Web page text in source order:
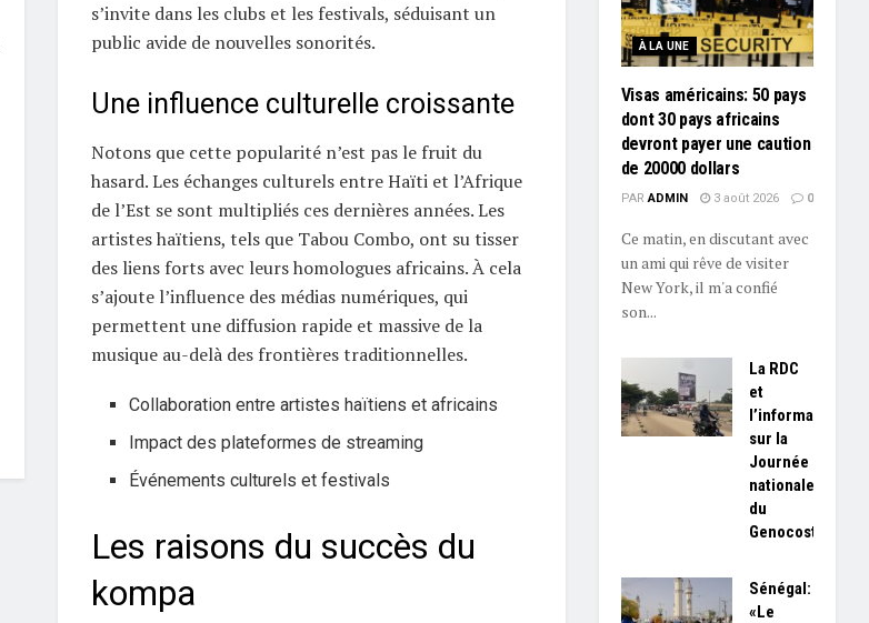
s’invite dans les clubs et les festivals, séduisant un
public avide de nouvelles sonorités.
Une influence culturelle croissante
Notons que cette popularité n’est pas le fruit du
hasard. Les échanges culturels entre Haïti et l’Afrique
de l’Est se sont multipliés ces dernières années. Les
artistes haïtiens, tels que Tabou Combo, ont su tisser
des liens forts avec leurs homologues africains. À cela
s’ajoute l’influence des médias numériques, qui
permettent une diffusion rapide et massive de la
musique au-delà des frontières traditionnelles.
Collaboration entre artistes haïtiens et africains
Impact des plateformes de streaming
Événements culturels et festivals
Les raisons du succès du
kompa
À LA UNE
Visas américains: 50 pays
dont 30 pays africains
devront payer une caution
de 20000 dollars
PAR ADMIN 3 août 2026 0
Ce matin, en discutant avec
un ami qui rêve de visiter
New York, il m'a confié
son...
La RDC
et
l’information
sur la
Journée
nationale
du
Genocost
Sénégal:
«Le